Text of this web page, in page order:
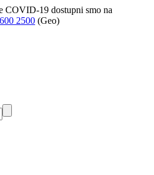
COVID-19 dostupni smo na
2500 (Geo)